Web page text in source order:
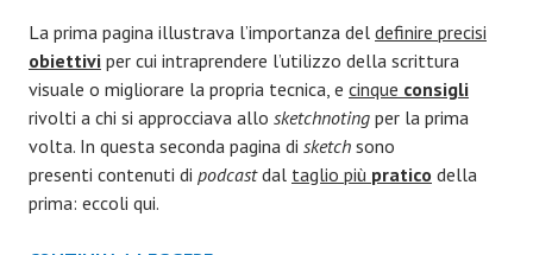
La prima pagina illustrava l’importanza del definire precisi
obiettivi per cui intraprendere l’utilizzo della scrittura
visuale o migliorare la propria tecnica, e cinque consigli
rivolti a chi si approcciava allo sketchnoting per la prima
volta. In questa seconda pagina di sketch sono
presenti contenuti di podcastdal taglio più pratico della
prima: eccoli qui.